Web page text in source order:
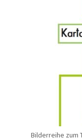
Bilderreihe zum